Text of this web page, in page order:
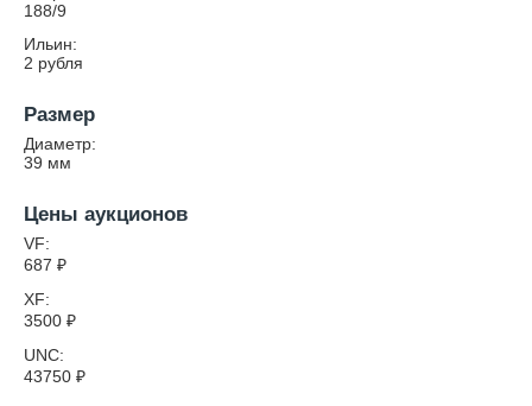
188/9
Ильин:
2 рубля
Размер
Диаметр:
39 мм
Цены аукционов
VF:
687 ₽
XF:
3500 ₽
UNC:
43750 ₽